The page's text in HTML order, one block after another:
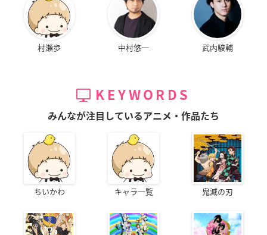
村瀬歩 中村悠一 武内駿輔
KEYWORDS
みんなが注目しているアニメ・作品たち
ちいかわ キャラ一覧 鬼滅の刃